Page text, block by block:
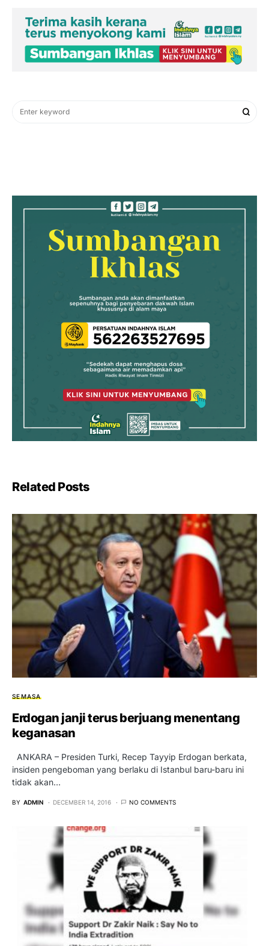
Related Posts
SEMASA
Erdogan janji terus berjuang menentang
keganasan
ANKARA – Presiden Turki, Recep Tayyip Erdogan berkata,
insiden pengeboman yang berlaku di Istanbul baru-baru ini
tidak akan…
BY ADMIN DECEMBER 14, 2016 NO COMMENTS